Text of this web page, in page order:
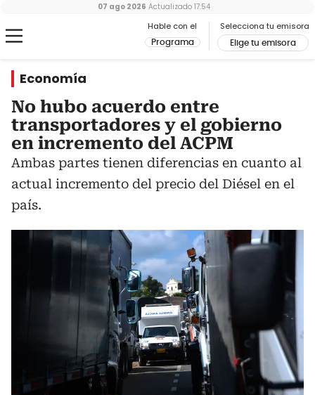
Hable con el
Programa
Selecciona tu emisora
Elige tu emisora
07 ago 2026 Actualizado 17:54
Economía
No hubo acuerdo entre
transportadores y el gobierno
en incremento del ACPM
Ambas partes tienen diferencias en cuanto al
actual incremento del precio del Diésel en el
país.